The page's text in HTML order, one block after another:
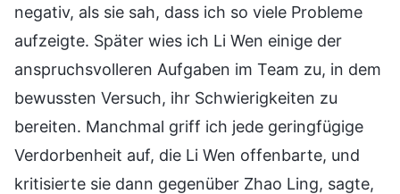
negativ, als sie sah, dass ich so viele Probleme
aufzeigte. Später wies ich Li Wen einige der
anspruchsvolleren Aufgaben im Team zu, in dem
bewussten Versuch, ihr Schwierigkeiten zu
bereiten. Manchmal griff ich jede geringfügige
Verdorbenheit auf, die Li Wen offenbarte, und
kritisierte sie dann gegenüber Zhao Ling, sagte,